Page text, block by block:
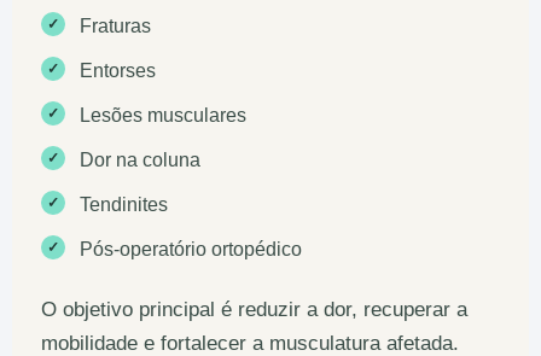
✓ Fraturas
✓ Entorses
✓ Lesões musculares
✓ Dor na coluna
✓ Tendinites
✓ Pós-operatório ortopédico
O objetivo principal é reduzir a dor, recuperar a
mobilidade e fortalecer a musculatura afetada.